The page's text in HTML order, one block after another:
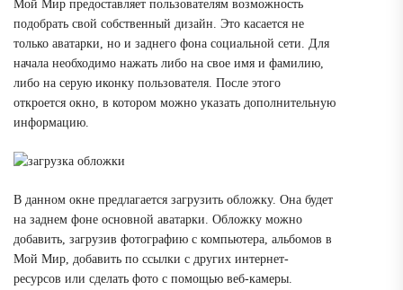
Мой Мир предоставляет пользователям возможность
подобрать свой собственный дизайн. Это касается не
только аватарки, но и заднего фона социальной сети. Для
начала необходимо нажать либо на свое имя и фамилию,
либо на серую иконку пользователя. После этого
откроется окно, в котором можно указать дополнительную
информацию.
В данном окне предлагается загрузить обложку. Она будет
на заднем фоне основной аватарки. Обложку можно
добавить, загрузив фотографию с компьютера, альбомов в
Мой Мир, добавить по ссылки с других интернет-
ресурсов или сделать фото с помощью веб-камеры.